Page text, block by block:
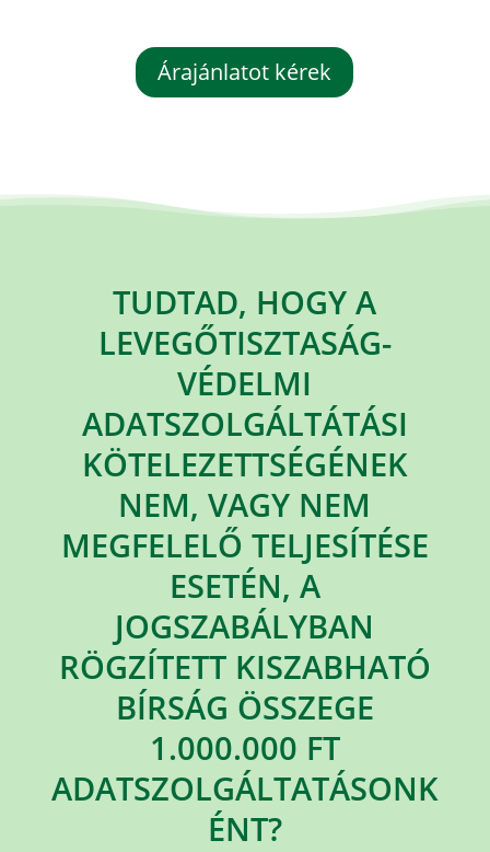
Árajánlatot kérek
TUDTAD, HOGY A
LEVEGŐTISZTASÁG-
VÉDELMI
ADATSZOLGÁLTÁTÁSI
KÖTELEZETTSÉGÉNEK
NEM, VAGY NEM
MEGFELELŐ TELJESÍTÉSE
ESETÉN, A
JOGSZABÁLYBAN
RÖGZÍTETT KISZABHATÓ
BÍRSÁG ÖSSZEGE
1.000.000 FT
ADATSZOLGÁLTATÁSONK
ÉNT?